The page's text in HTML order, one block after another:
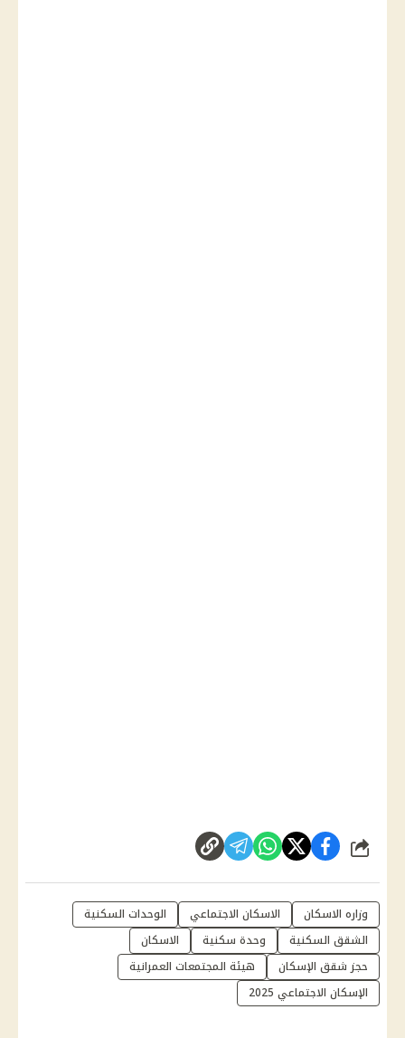
شارك
وزاره الاسكان الاسكان الاجتماعي
الوحدات السكنية
الشقق السكنية
وحدة سكنية
الاسكان
حجز شقق الإسكان
هيئة المجتمعات العمرانية
الإسكان الاجتماعي 2025